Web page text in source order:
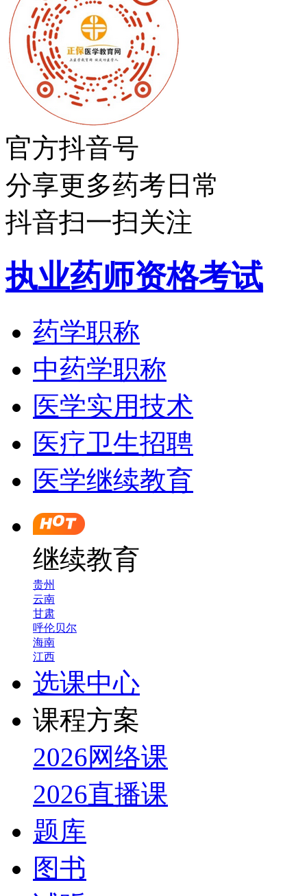
官方抖音号
分享更多药考日常
抖音扫一扫关注
执业药师资格考试
药学职称
中药学职称
医学实用技术
医疗卫生招聘
医学继续教育
继续教育
贵州
云南
甘肃
呼伦贝尔
海南
江西
选课中心
课程方案
2026网络课
2026直播课
题库
图书